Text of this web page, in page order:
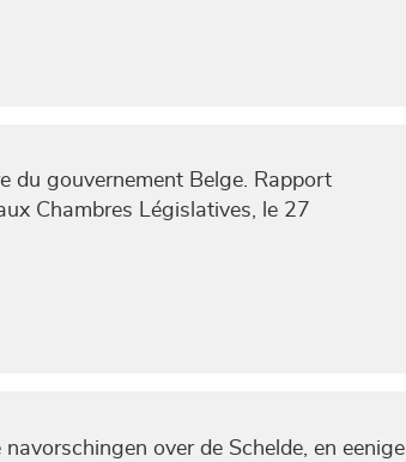
du gouvernement Belge. Rapport
Chambres Législatives, le 27
over de Schelde, en eenige